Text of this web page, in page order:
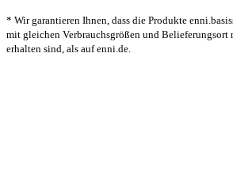
* Wir garantieren Ihnen, dass die Produkte
mit gleichen Verbrauchsgrößen und Belieferungsort
erhalten sind, als auf enni.de.